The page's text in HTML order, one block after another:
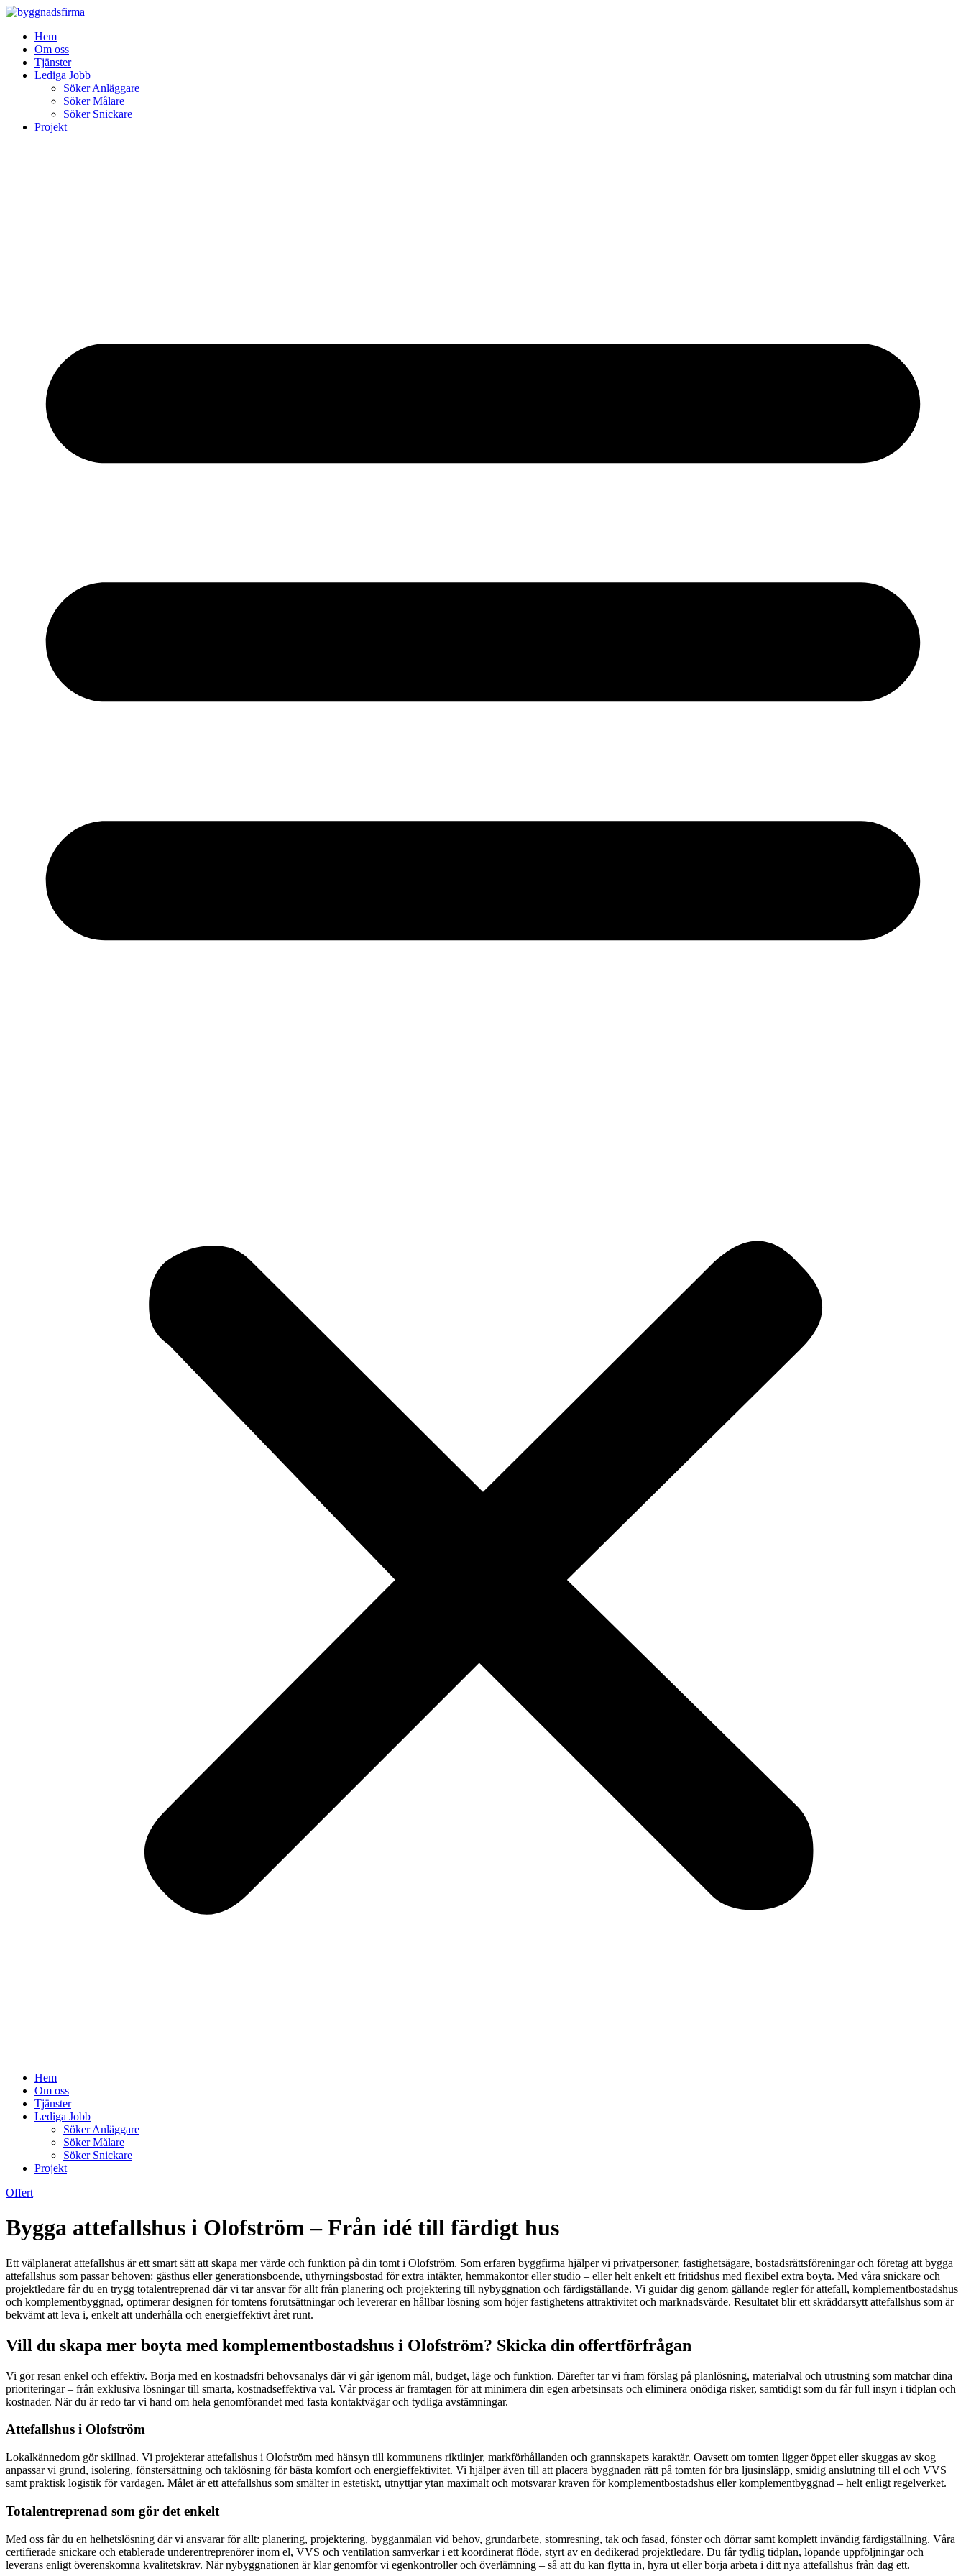
Skip
contentHem
Om oss
Tjänster
Lediga Jobb
Söker Anläggare
Söker Målare
Söker Snickare
Projekt
Hem
Om oss
Tjänster
Lediga Jobb
Söker Anläggare
Söker Målare
Söker Snickare
Projekt
Offert
Bygga attefallshus i Olofström – Från idé till färdigt hus
Ett välplanerat attefallshus är ett smart sätt att skapa mer värde och funktion på din tomt i Olofström. Som erfaren byggfirma hjälper vi privatpersoner, fastighetsägare, bostadsrättsföreningar och företag att bygga
attefallshus som passar behoven: gästhus eller generationsboende, uthyrningsbostad för extra intäkter, hemmakontor eller studio – eller helt enkelt ett fritidshus med flexibel extra boyta. Med våra snickare och
projektledare får du en trygg totalentreprenad där vi tar ansvar för allt från planering och projektering till nybyggnation och färdigställande. Vi guidar dig genom gällande regler för attefall, komplementbostadshus
och komplementbyggnad, optimerar designen för tomtens förutsättningar och levererar en hållbar lösning som höjer fastighetens attraktivitet och marknadsvärde. Resultatet blir ett skräddarsytt attefallshus som är
bekvämt att leva i, enkelt att underhålla och energieffektivt året runt.
Vill du skapa mer boyta med komplementbostadshus i Olofström? Skicka din offertförfrågan
Vi gör resan enkel och effektiv. Börja med en kostnadsfri behovsanalys där vi går igenom mål, budget, läge och funktion. Därefter tar vi fram förslag på planlösning, materialval och utrustning som matchar dina
prioriteringar – från exklusiva lösningar till smarta, kostnadseffektiva val. Vår process är framtagen för att minimera din egen arbetsinsats och eliminera onödiga risker, samtidigt som du får full insyn i tidplan och
kostnader. När du är redo tar vi hand om hela genomförandet med fasta kontaktvägar och tydliga avstämningar.
Attefallshus i Olofström
Lokalkännedom gör skillnad. Vi projekterar attefallshus i Olofström med hänsyn till kommunens riktlinjer, markförhållanden och grannskapets karaktär. Oavsett om tomten ligger öppet eller skuggas av skog
anpassar vi grund, isolering, fönstersättning och taklösning för bästa komfort och energieffektivitet. Vi hjälper även till att placera byggnaden rätt på tomten för bra ljusinsläpp, smidig anslutning till el och VVS
samt praktisk logistik för vardagen. Målet är ett attefallshus som smälter in estetiskt, utnyttjar ytan maximalt och motsvarar kraven för komplementbostadshus eller komplementbyggnad – helt enligt regelverket.
Totalentreprenad som gör det enkelt
Med oss får du en helhetslösning där vi ansvarar för allt: planering, projektering, bygganmälan vid behov, grundarbete, stomresning, tak och fasad, fönster och dörrar samt komplett invändig färdigställning. Våra
certifierade snickare och etablerade underentreprenörer inom el, VVS och ventilation samverkar i ett koordinerat flöde, styrt av en dedikerad projektledare. Du får tydlig tidplan, löpande uppföljningar och
leverans enligt överenskomna kvalitetskrav. När nybyggnationen är klar genomför vi egenkontroller och överlämning – så att du kan flytta in, hyra ut eller börja arbeta i ditt nya attefallshus från dag ett.